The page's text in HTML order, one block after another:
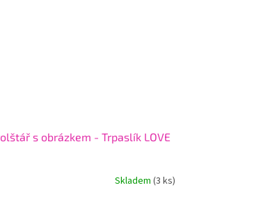
s obrázkem - Trpaslík LOVE
Skladem (3 ks)